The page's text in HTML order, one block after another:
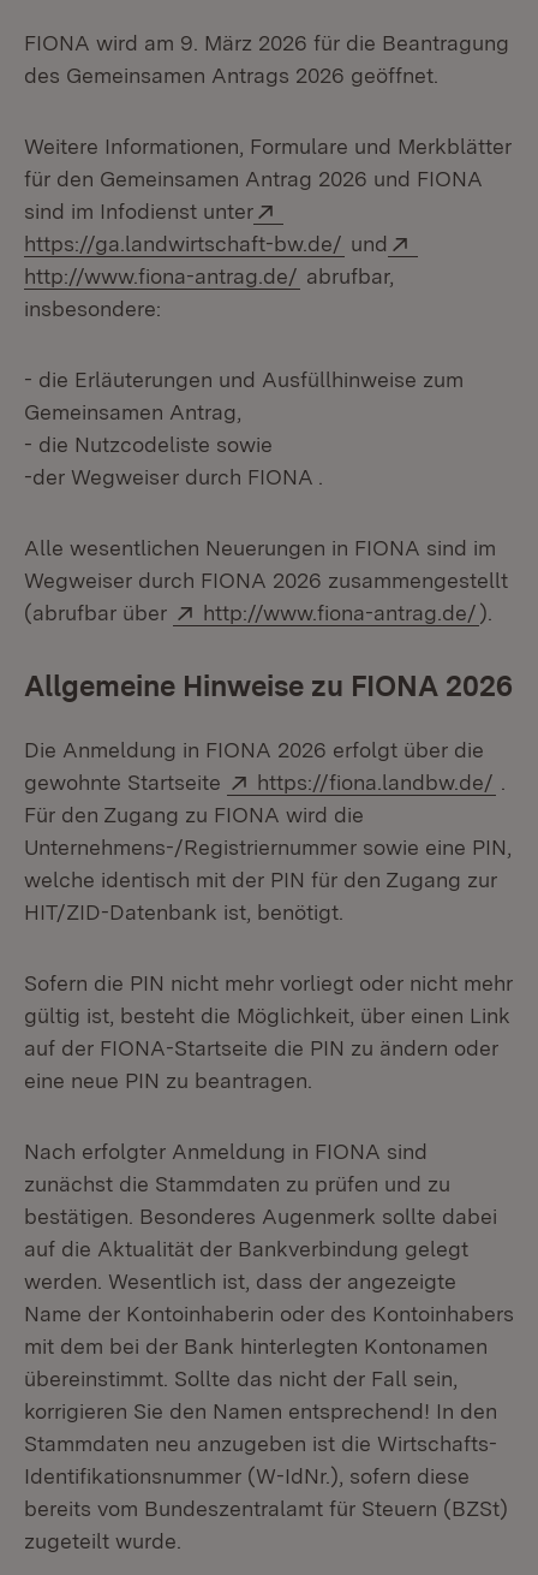
FIONA wird am 9. März 2026 für die Beantragung
des Gemeinsamen Antrags 2026 geöffnet.
Weitere Informationen, Formulare und Merkblätter
für den Gemeinsamen Antrag 2026 und FIONA
sind im Infodienst unter
https://ga.landwirtschaft-bw.de/ (Öffnet in neuem
und
http://www.fiona-antrag.de/ (Öffnet in neuem
abrufbar,
insbesondere:
- die Erläuterungen und Ausfüllhinweise zum
Gemeinsamen Antrag,
- die Nutzcodeliste sowie
-der Wegweiser durch FIONA .
Alle wesentlichen Neuerungen in FIONA sind im
Wegweiser durch FIONA 2026 zusammengestellt
(abrufbar über
Extern:
http://www.fiona-antrag.de/).
Allgemeine Hinweise zu FIONA 2026
Die Anmeldung in FIONA 2026 erfolgt über die
gewohnte Startseite
Extern:
https://fiona.landbw.de/
Für den Zugang zu FIONA wird die
Unternehmens-/Registriernummer sowie eine PIN,
welche identisch mit der PIN für den Zugang zur
HIT/ZID-Datenbank ist, benötigt.
Sofern die PIN nicht mehr vorliegt oder nicht mehr
gültig ist, besteht die Möglichkeit, über einen Link
auf der FIONA-Startseite die PIN zu ändern oder
eine neue PIN zu beantragen.
Nach erfolgter Anmeldung in FIONA sind
zunächst die Stammdaten zu prüfen und zu
bestätigen. Besonderes Augenmerk sollte dabei
auf die Aktualität der Bankverbindung gelegt
werden. Wesentlich ist, dass der angezeigte
Name der Kontoinhaberin oder des Kontoinhabers
mit dem bei der Bank hinterlegten Kontonamen
übereinstimmt. Sollte das nicht der Fall sein,
korrigieren Sie den Namen entsprechend! In den
Stammdaten neu anzugeben ist die Wirtschafts-
Identifikationsnummer (W-IdNr.), sofern diese
bereits vom Bundeszentralamt für Steuern (BZSt)
zugeteilt wurde.